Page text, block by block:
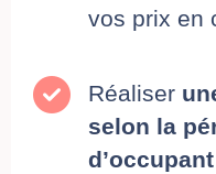
vos prix en
Réaliser
selon la
d’occupant